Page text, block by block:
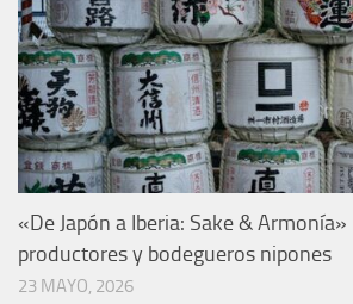
«De Japón a Iberia: Sake &
productores y bodegueros nipones
23 MAYO, 2026